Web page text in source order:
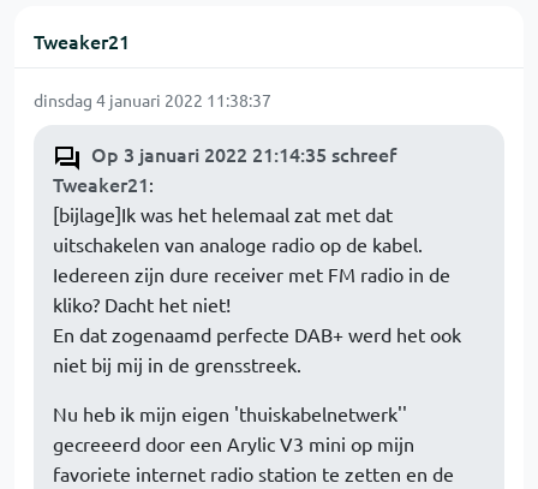
Tweaker21
dinsdag 4 januari 2022 11:38:37
Op 3 januari 2022 21:14:35 schreef
Tweaker21:
[bijlage]Ik was het helemaal zat met dat
uitschakelen van analoge radio op de kabel.
Iedereen zijn dure receiver met FM radio in de
kliko? Dacht het niet!
En dat zogenaamd perfecte DAB+ werd het ook
niet bij mij in de grensstreek.
Nu heb ik mijn eigen 'thuiskabelnetwerk''
gecreeerd door een Arylic V3 mini op mijn
favoriete internet radio station te zetten en de